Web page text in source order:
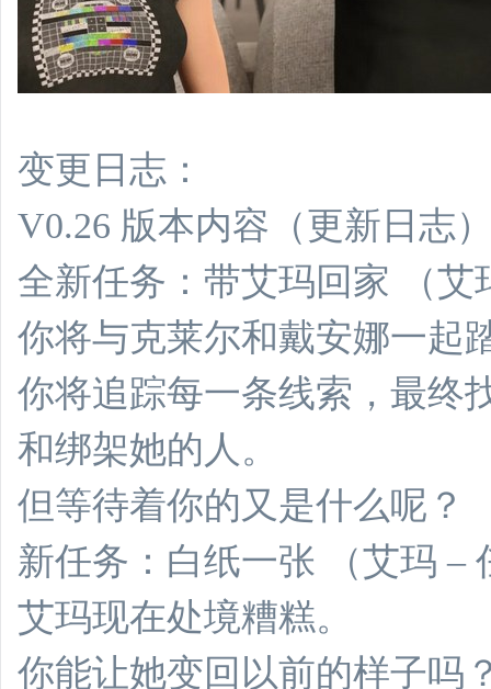
变更日志：
V0.26 版本内容（更新日志
全新任务：带艾玛回家 （艾
你将与克莱尔和戴安娜一起
你将追踪每一条线索，最终
和绑架她的人。
但等待着你的又是什么呢？
新任务：白纸一张 （艾玛 –
艾玛现在处境糟糕。
你能让她变回以前的样子吗